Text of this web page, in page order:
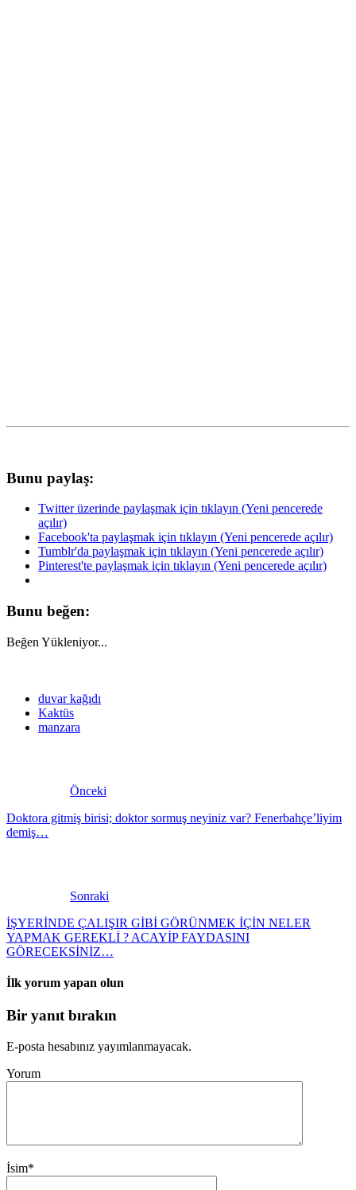
Bunu paylaş:
Twitter üzerinde paylaşmak için tıklayın (Yeni pencerede
açılır)
Facebook'ta paylaşmak için tıklayın (Yeni pencerede açılır)
Tumblr'da paylaşmak için tıklayın (Yeni pencerede açılır)
Pinterest'te paylaşmak için tıklayın (Yeni pencerede açılır)
Bunu beğen:
Beğen Yükleniyor...
duvar kağıdı
Kaktüs
manzara
Önceki
Doktora gitmiş birisi; doktor sormuş neyiniz var? Fenerbahçe’liyim
demiş…
Sonraki
İŞYERİNDE ÇALIŞIR GİBİ GÖRÜNMEK İÇİN NELER
YAPMAK GEREKLİ ? ACAYİP FAYDASINI
GÖRECEKSİNİZ…
İlk yorum yapan olun
Bir yanıt bırakın
E-posta hesabınız yayımlanmayacak.
Yorum
İsim*